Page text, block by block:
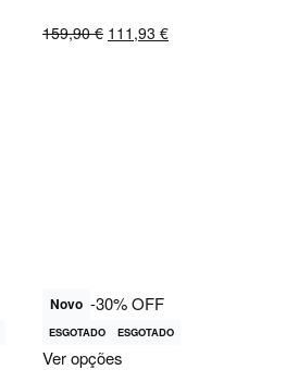
159,90€ 111,93 €
Novo -30% OFF
ESGOTADO ESGOTADO
Ver opções